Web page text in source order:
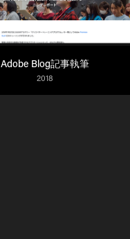
Adobe Blog記事執筆
2018